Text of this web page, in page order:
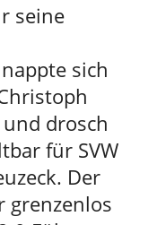
seine
sich
drosch
für SVW
Der
grenzenlos